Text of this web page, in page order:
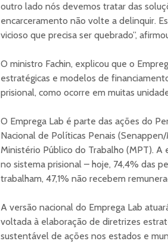
outro lado nós devemos tratar das
encarceramento não volte a delinquir.
vicioso que precisa ser quebrado”,
O ministro Fachin, explicou que o
estratégicas e modelos de
prisional, como ocorre em muitas
O Emprega Lab é parte das ações do
Nacional de Políticas Penais
Ministério Público do Trabalho (MPT).
no sistema prisional – hoje, 74,4% das
trabalham, 47,1% não recebem
A versão nacional do Emprega Lab
voltada à elaboração de diretrizes
sustentável de ações nos estados e